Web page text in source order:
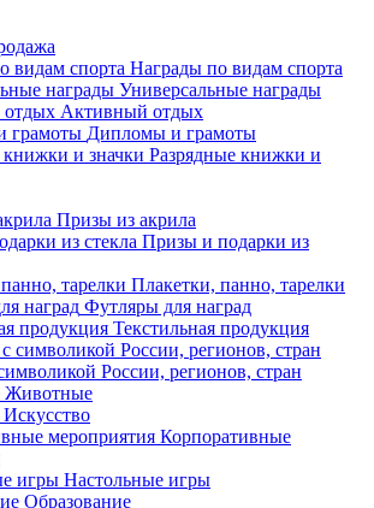
Награды по видам спорта
Универсальные награды
Активный отдых
Дипломы и грамоты
Разрядные книжки и
Призы из акрила
Призы и подарки из
Плакетки, панно, тарелки
Футляры для наград
Текстильная продукция
России, регионов, стран
Животные
Искусство
Корпоративные
Настольные игры
Образование